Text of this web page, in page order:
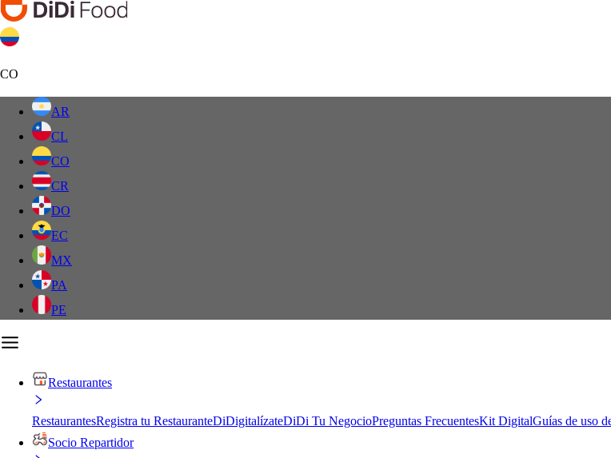
CO
AR
CL
CO
CR
DO
EC
MX
PA
PE
Restaurantes
RestaurantesRegistra tu RestauranteDiDigitalízateDiDi Tu NegocioPreguntas FrecuentesKit DigitalGuías de uso
Socio Repartidor